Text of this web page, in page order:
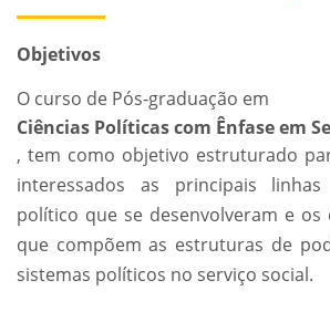
Objetivos
O curso de Pós-graduação em
Ciências Políticas com Ênfase em
, tem como objetivo estruturado
interessados as principais
político que se desenvolveram e os
que compõem as estruturas de
sistemas políticos no serviço social.